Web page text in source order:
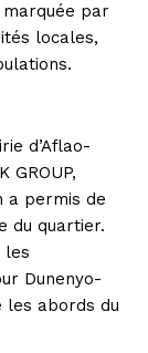
par
locales,
d’Aflao-
GROUP,
a permis de
du quartier.
les
Dunenyo-
les abords du